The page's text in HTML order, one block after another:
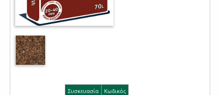
Συσκευασία
Κωδικός